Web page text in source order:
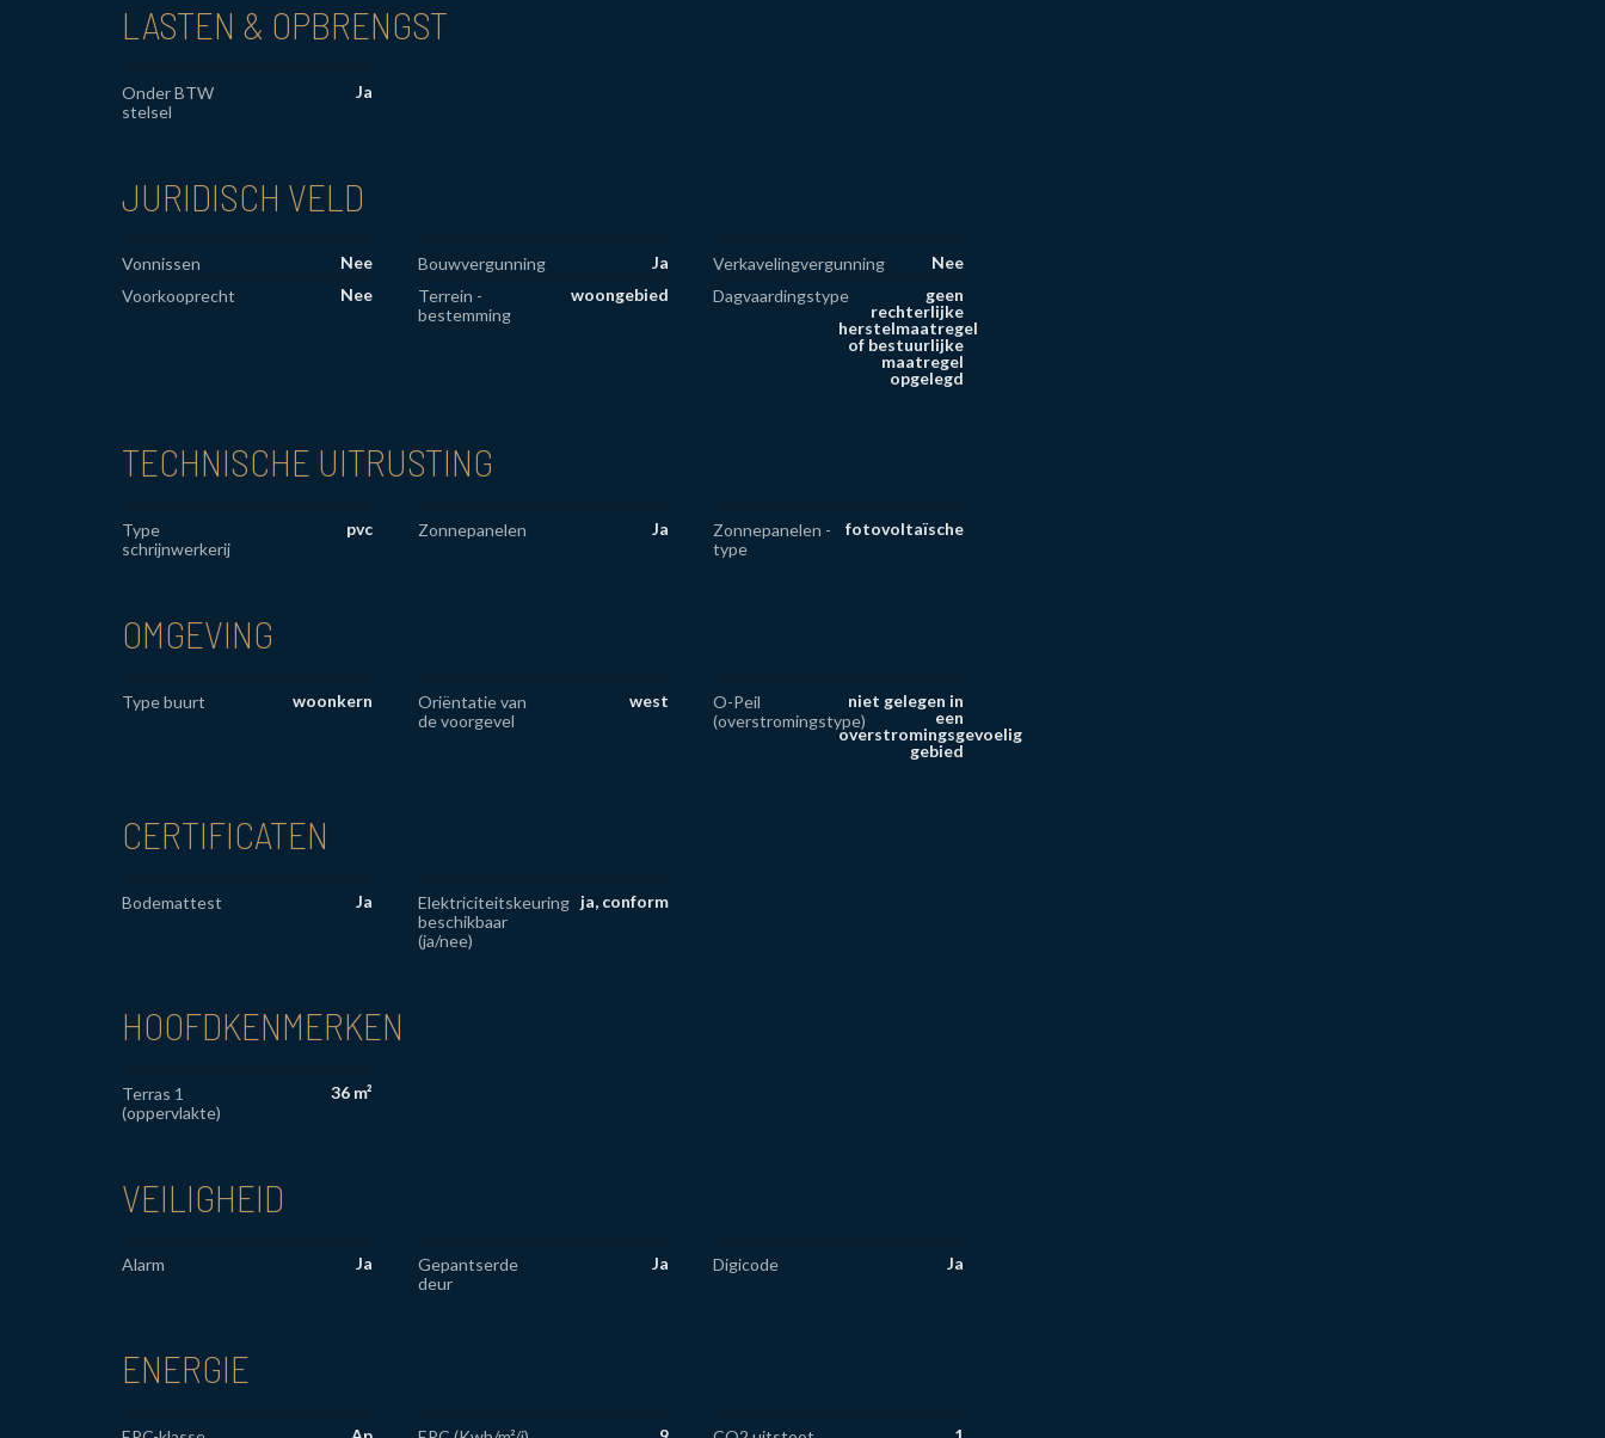
LASTEN & OPBRENGST
Onder BTW
stelsel
Ja
JURIDISCH VELD
Vonnissen Nee Bouwvergunning Ja Verkavelingvergunning
Nee
Voorkooprecht
Nee
Terrein -
bestemming
woongebied Dagvaardingstype
geen
rechterlijke
herstelmaatregel
of bestuurlijke
maatregel
opgelegd
TECHNISCHE UITRUSTING
Type
schrijnwerkerij
pvc Zonnepanelen Ja
Zonnepanelen -
type
fotovoltaïsche
OMGEVING
Type buurt woonkern
Oriëntatie van
de voorgevel
west
O-Peil
(overstromingstype)
niet gelegen in
een
overstromingsgevoelig
gebied
CERTIFICATEN
Bodemattest Ja
Elektriciteitskeuring
beschikbaar
(ja/nee)
ja, conform
HOOFDKENMERKEN
Terras 1
(oppervlakte)
36 m²
VEILIGHEID
Alarm Ja
Gepantserde
deur
Ja Digicode Ja
ENERGIE